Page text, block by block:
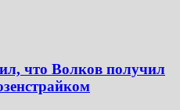
что Волков получил